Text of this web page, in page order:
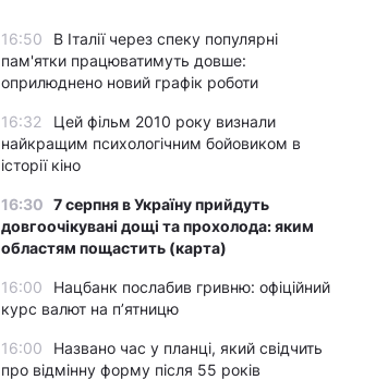
16:50
В Італії через спеку популярні
пам'ятки працюватимуть довше:
оприлюднено новий графік роботи
16:32
Цей фільм 2010 року визнали
найкращим психологічним бойовиком в
історії кіно
16:30 7 серпня в Україну прийдуть
довгоочікувані дощі та прохолода: яким
областям пощастить (карта)
16:00
Нацбанк послабив гривню: офіційний
курс валют на п’ятницю
16:00
Названо час у планці, який свідчить
про відмінну форму після 55 років